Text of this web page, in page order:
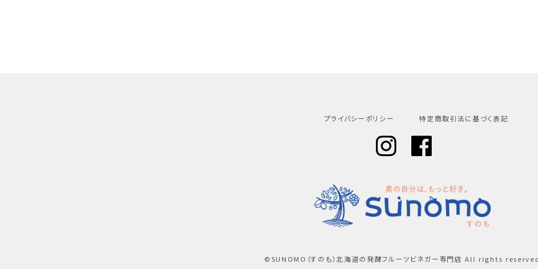
プライバシーポリシー 特定商取引法に基づく表記
©︎SUNOMO（すのも）北海道の発酵フルーツビネガー専門店 All rights